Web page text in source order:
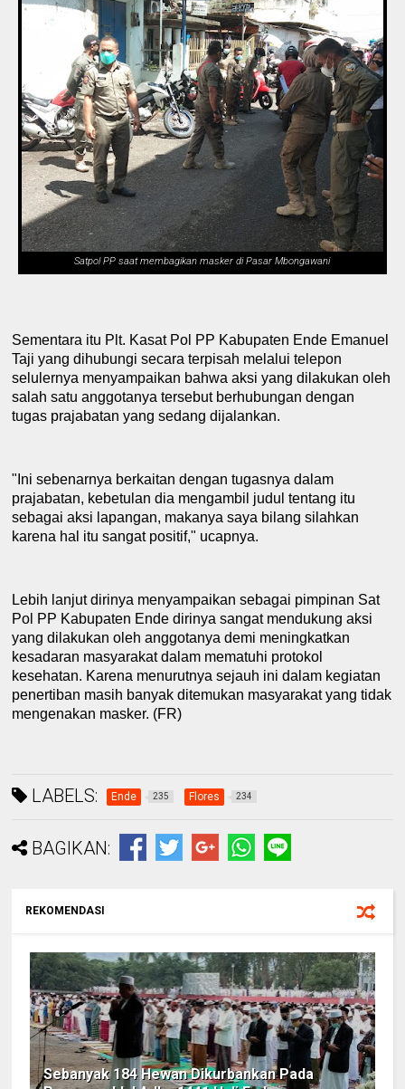
Satpol PP saat membagikan masker di Pasar Mbongawani
Sementara itu Plt. Kasat Pol PP Kabupaten Ende Emanuel
Taji yang dihubungi secara terpisah melalui telepon
selulernya menyampaikan bahwa aksi yang dilakukan oleh
salah satu anggotanya tersebut berhubungan dengan
tugas prajabatan yang sedang dijalankan.
"Ini sebenarnya berkaitan dengan tugasnya dalam
prajabatan, kebetulan dia mengambil judul tentang itu
sebagai aksi lapangan, makanya saya bilang silahkan
karena hal itu sangat positif," ucapnya.
Lebih lanjut dirinya menyampaikan sebagai pimpinan Sat
Pol PP Kabupaten Ende dirinya sangat mendukung aksi
yang dilakukan oleh anggotanya demi meningkatkan
kesadaran masyarakat dalam mematuhi protokol
kesehatan. Karena menurutnya sejauh ini dalam kegiatan
penertiban masih banyak ditemukan masyarakat yang tidak
mengenakan masker. (FR)
LABELS: Ende 235 Flores 234
BAGIKAN:
REKOMENDASI
Sebanyak 184 Hewan Dikurbankan Pada